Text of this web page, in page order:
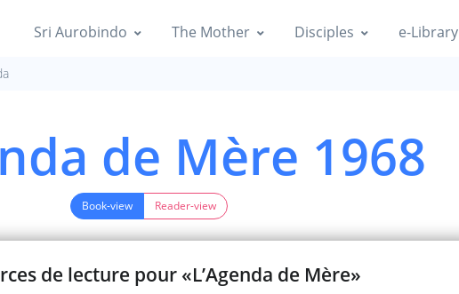
Sri Aurobindo The Mother Disciples e-Library
de Mère 1968
Book-view Reader-view
de lecture pour «L’Agenda de Mère»